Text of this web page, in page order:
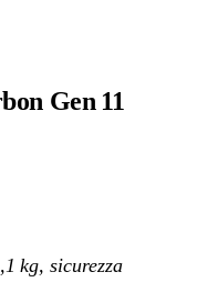
Gen 11
kg, sicurezza